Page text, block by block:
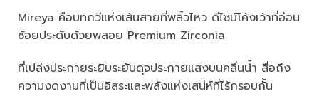
Mireya คือบทกวีแห่งเส้นสายที่พลิ้วไหว ดีไซน์โค้งเว้าที่อ่อน
ช้อยประดับด้วยพลอย Premium Zirconia
ที่เปล่งประกายระยิบระยับดุจประกายแสงบนคลื่นน้ำ สื่อถึง
ความงดงามที่เป็นอิสระและพลังแห่งเสน่ห์ที่ไร้กรอบกั้น